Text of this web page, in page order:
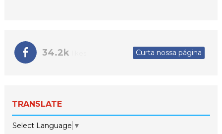
34.2k Curta nossa página
TRANSLATE
Select Language ▼